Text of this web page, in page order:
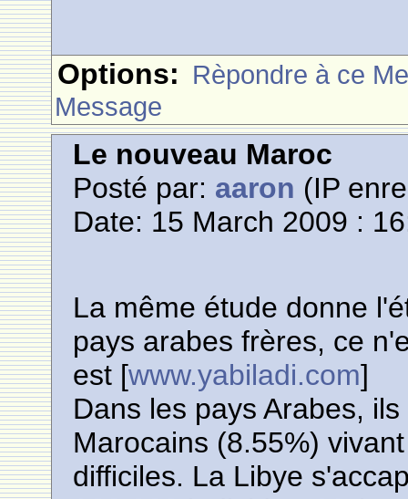
Options: Rèpondre à ce
Message
Le nouveau Maroc
Posté par: aaron (IP
Date: 15 March 2009 :
La même étude donne
pays arabes frères, ce
est [www.yabiladi.com]
Dans les pays Arabes,
Marocains (8.55%)
difficiles. La Libye